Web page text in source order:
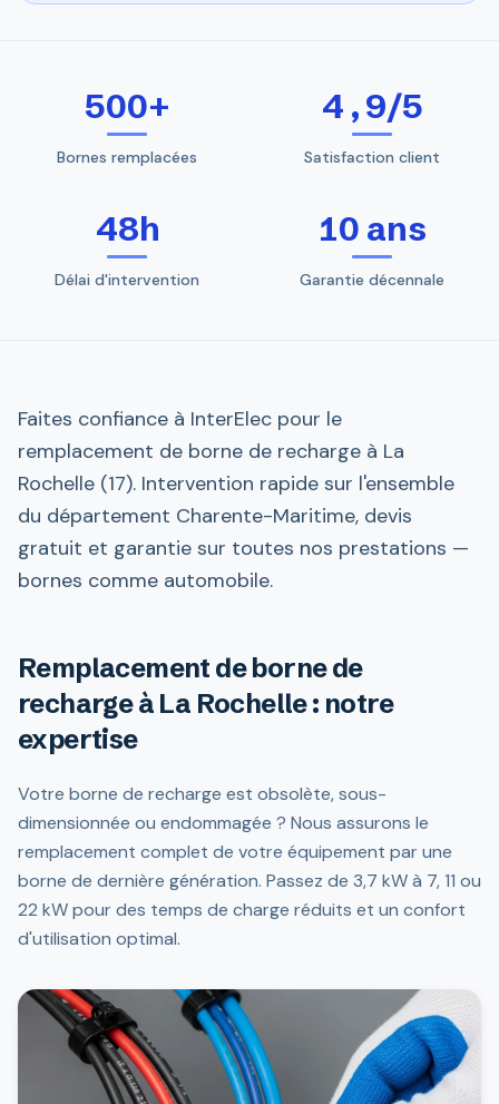
500+
Bornes remplacées
4,9/5
Satisfaction client
48h
Délai d'intervention
10 ans
Garantie décennale
Faites confiance à InterElec pour le
remplacement de borne de recharge à La
Rochelle (17). Intervention rapide sur l'ensemble
du département Charente-Maritime, devis
gratuit et garantie sur toutes nos prestations —
bornes comme automobile.
Remplacement de borne de
recharge à La Rochelle : notre
expertise
Votre borne de recharge est obsolète, sous-
dimensionnée ou endommagée ? Nous assurons le
remplacement complet de votre équipement par une
borne de dernière génération. Passez de 3,7 kW à 7, 11 ou
22 kW pour des temps de charge réduits et un confort
d'utilisation optimal.